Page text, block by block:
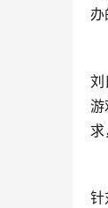
办
刘
游
求
针